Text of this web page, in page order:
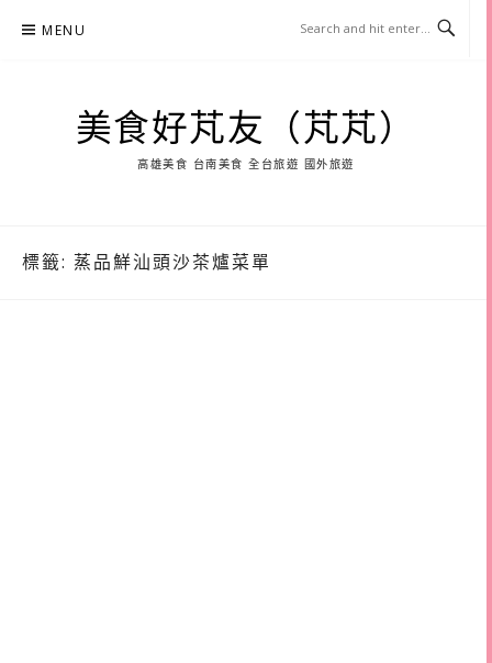
MENU
美食好芃友（芃芃）
高雄美食 台南美食 全台旅遊 國外旅遊
標籤: 蒸品鮮汕頭沙茶爐菜單